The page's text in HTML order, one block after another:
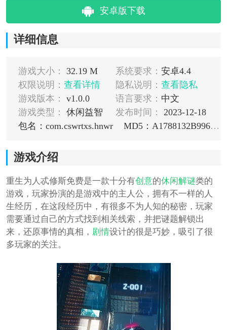
安卓版下载
详细信息
游戏大小： 32.19 M 系统要求： 安卓4.4
权限说明： 查看详情 隐私说明： 查看隐私
游戏版本：
v1.0.0 语言要求： 中文
游戏类型：
休闲益智 发布时间：
2023-12-18
包名：com.cswrtxs.hnwr
MD5：A1788132B99693DA17DC56BFF0DC9433
游戏介绍
重生为人忒修斯免费是一款十分有创意的休闲解谜类的
游戏，玩家扮演的是游戏中的主人公，拥有不一样的人
生经历，在这段经历中，有很多不为人知的秘密，玩家
需要通过自己的方式找到相关线索，并把谜题解锁出
来，还原事情的真相， 剧情设计的很是巧妙，吸引了很
多玩家的关注。